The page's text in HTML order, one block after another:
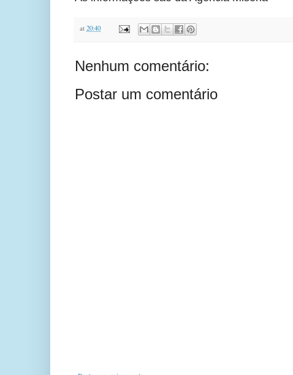
at 20:40
Nenhum comentário:
Postar um comentário